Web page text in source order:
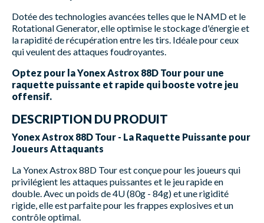
Dotée des technologies avancées telles que le NAMD et le
Rotational Generator, elle optimise le stockage d'énergie et
la rapidité de récupération entre les tirs. Idéale pour ceux
qui veulent des attaques foudroyantes.
Optez pour la Yonex Astrox 88D Tour pour une
raquette puissante et rapide qui booste votre jeu
offensif.
DESCRIPTION DU PRODUIT
Yonex Astrox 88D Tour - La Raquette Puissante pour
Joueurs Attaquants
La Yonex Astrox 88D Tour est conçue pour les joueurs qui
privilégient les attaques puissantes et le jeu rapide en
double. Avec un poids de 4U (80g - 84g) et une rigidité
rigide, elle est parfaite pour les frappes explosives et un
contrôle optimal.